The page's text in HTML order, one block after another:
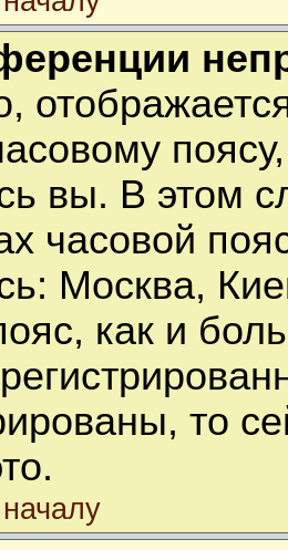
вы. В этом
часовой
Москва,
как и
то